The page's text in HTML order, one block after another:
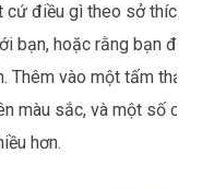
điều gì theo sở thích
bạn, hoặc rằng bạn đã
Thêm vào một tấm thảm
màu sắc, và một số cây.
hơn.